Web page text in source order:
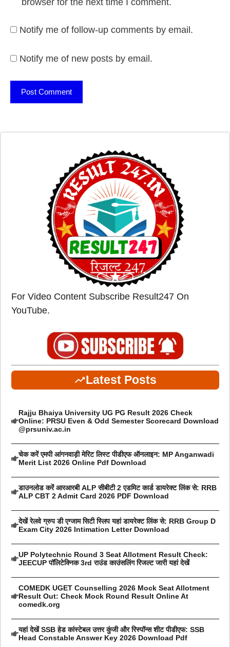
Notify me of follow-up comments by email.
Notify me of new posts by email.
For Video Content Subscribe Result247 On
YouTube.
Latest Posts
Rajju Bhaiya University UG PG Result 2026 Check
Online: PRSU Even & Odd Semester Scorecard Download
@prsuniv.ac.in
चेक करें एमपी आंगनवाड़ी मेरिट लिस्ट पीडीएफ ऑनलाइन: MP Anganwadi
Merit List 2026 Online Pdf Download
डाउनलोड करें आरआरबी ALP सीबीटी 2 एडमिट कार्ड डायरेक्ट लिंक से: RRB
ALP CBT 2 Admit Card 2026 PDF Download
देखें रेलवे ग्रुप डी एग्जाम सिटी स्लिप यहां डायरेक्ट लिंक से: RRB Group D
Exam City 2026 Intimation Letter Download
UP Polytechnic Round 3 Seat Allotment Result Check:
JEECUP पॉलिटेक्निक 3rd राउंड काउंसलिंग रिजल्ट जारी यहां देखें
COMEDK UGET Counselling 2026 Mock Seat Allotment
Result Out: Check Mock Round Result Online At
comedk.org
यहां देखें SSB हेड कांस्टेबल उत्तर कुंजी और रिस्पॉन्स शीट पीडीएफ: SSB
Head Constable Answer Key 2026 Download Pdf